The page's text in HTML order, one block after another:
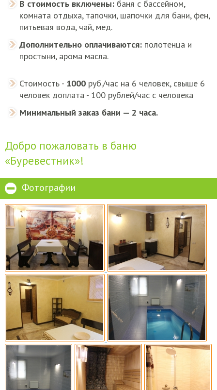
В стоимость включены: баня с бассейном,
комната отдыха, тапочки, шапочки для бани, фен,
питьевая вода, чай, мед.
Дополнительно оплачиваются: полотенца и
простыни, арома масла.
Стоимость - 1000 руб./час на 6 человек, свыше 6
человек доплата - 100 рублей/час с человека
Минимальный заказ бани — 2 часа.
Добро пожаловать в баню
«Буревестник»!
Фотографии